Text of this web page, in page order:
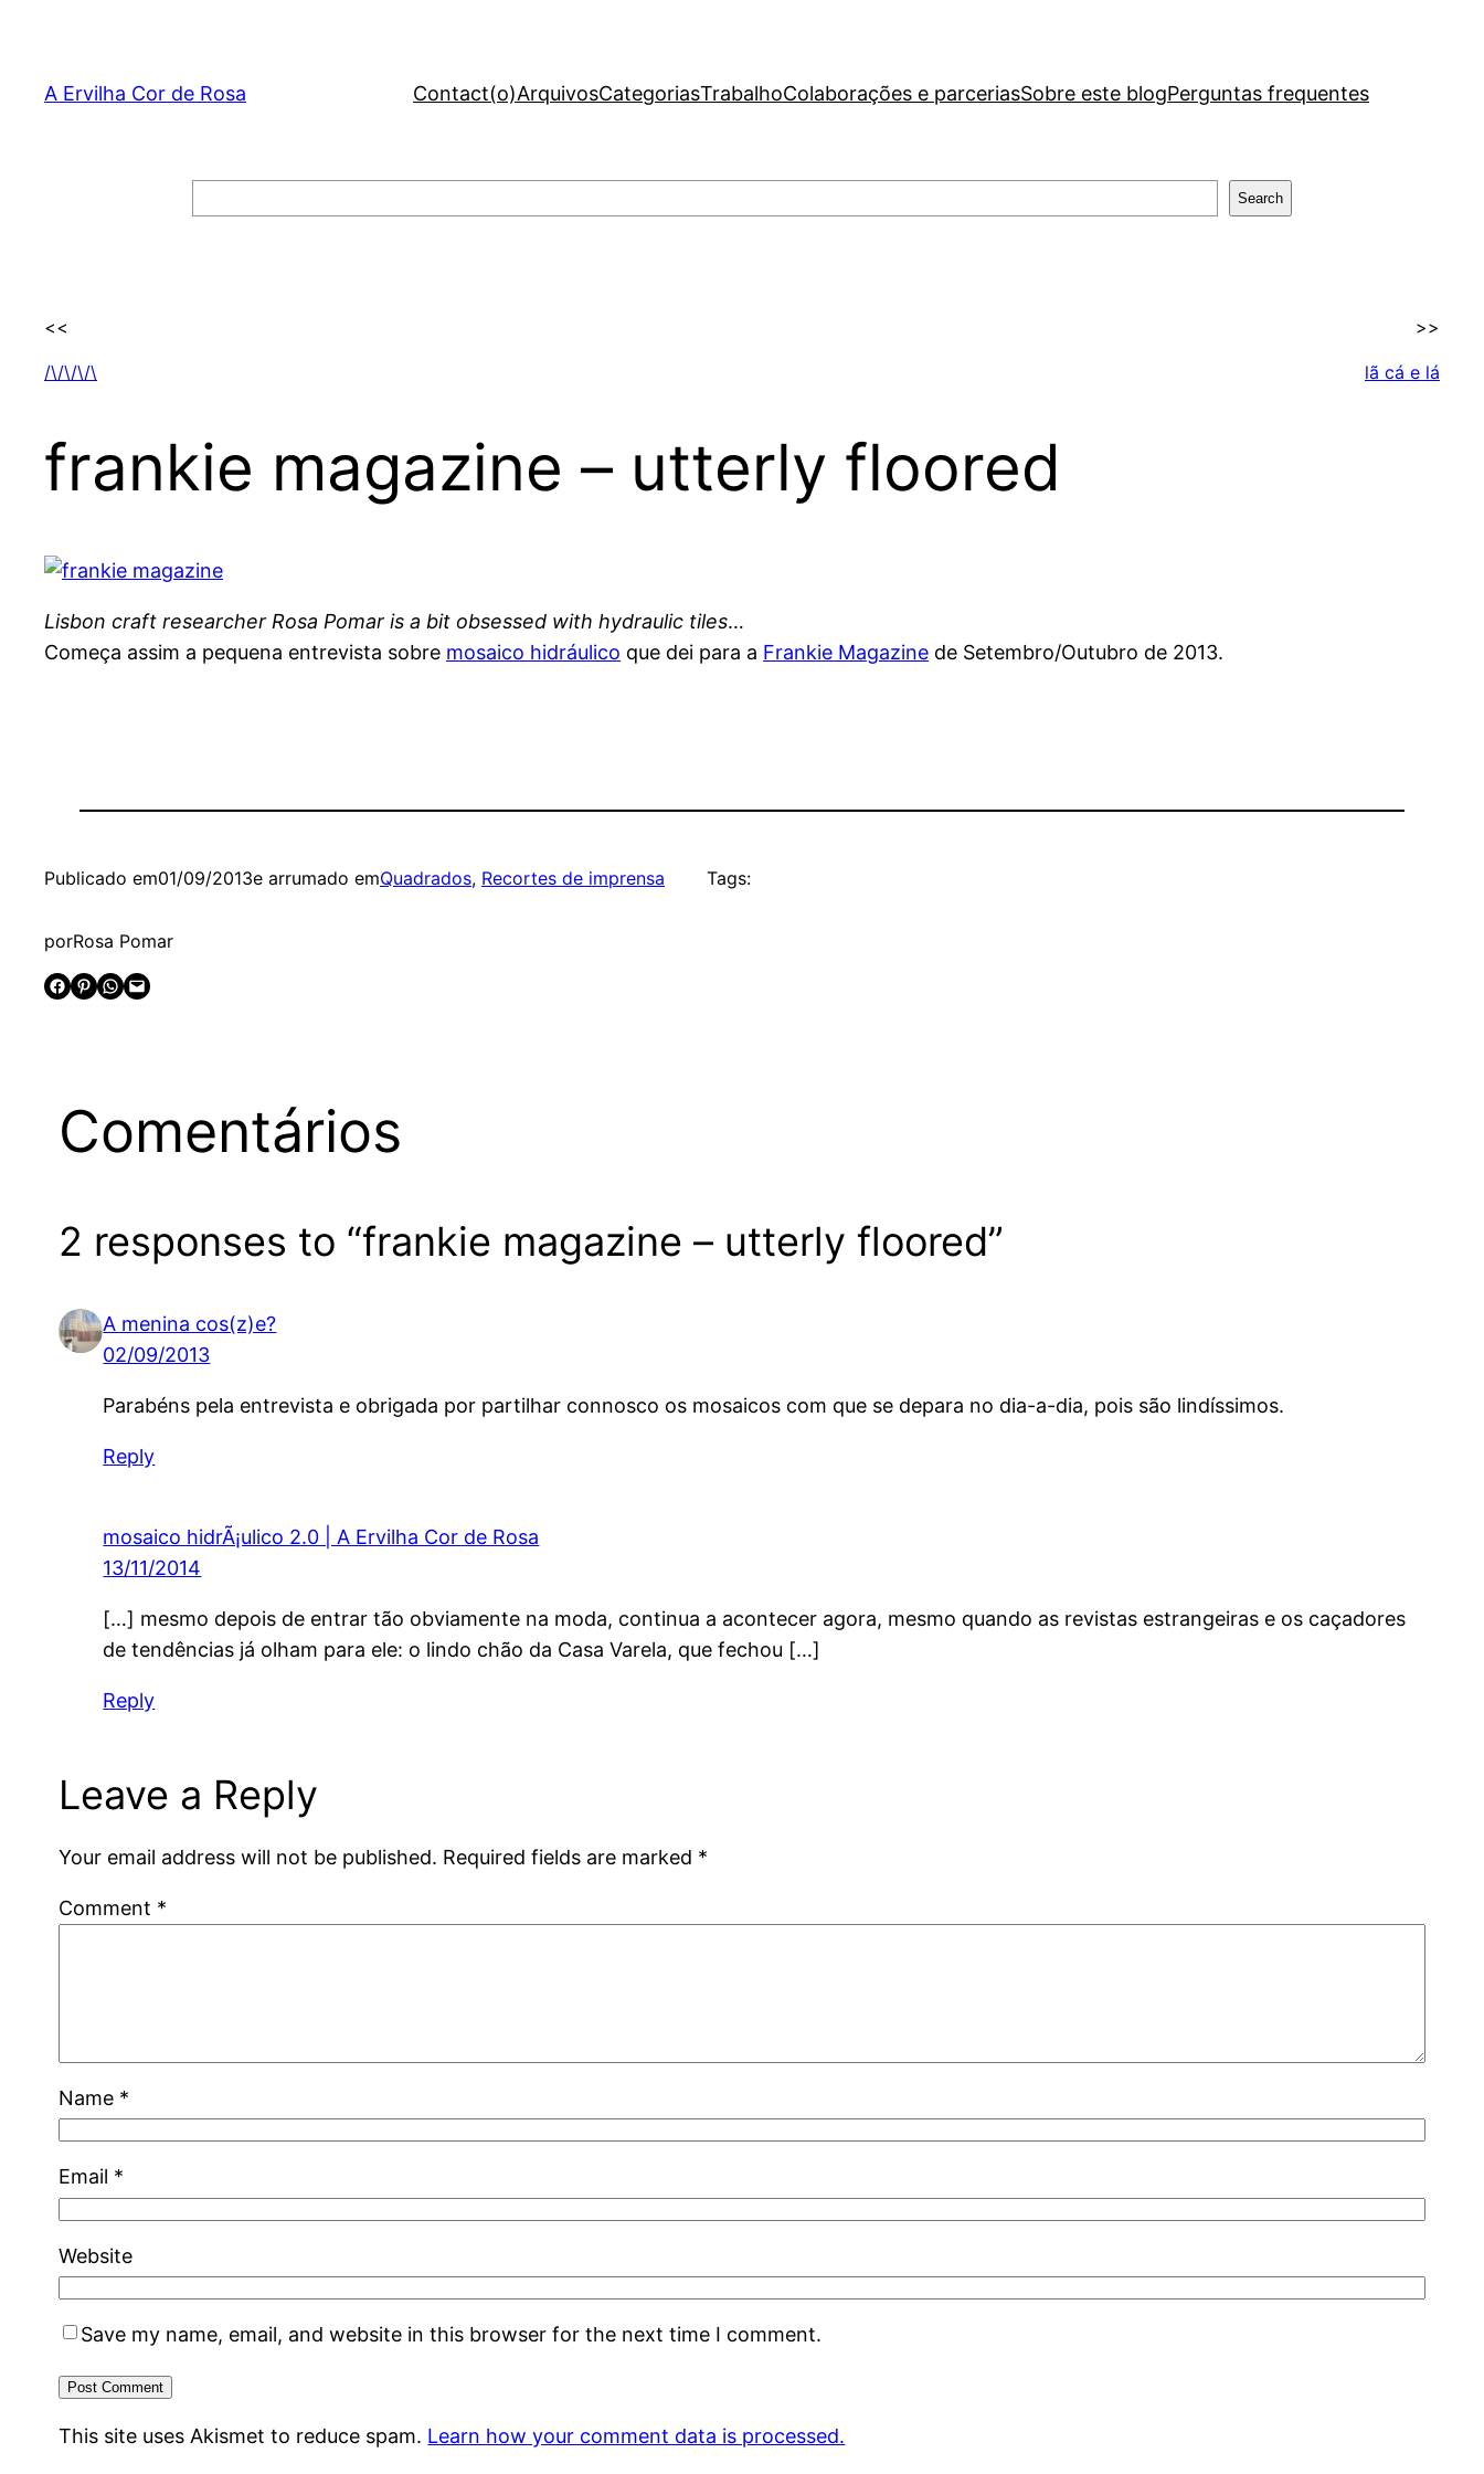
content
A Ervilha Cor de Rosa Contact(o)ArquivosCategoriasTrabalhoColaborações e parceriasSobre este blogPerguntas frequentes
Search
<<
/\/\/\/\
>>
lã cá e lá
frankie magazine – utterly floored
Lisbon craft researcher Rosa Pomar is a bit obsessed with hydraulic tiles…
Começa assim a pequena entrevista sobre mosaico hidráulico que dei para a Frankie Magazine de Setembro/Outubro de 2013.
Publicado em01/09/2013e arrumado emQuadrados, Recortes de imprensa
porRosa Pomar
Share on Facebook
Share on Pinterest Share on WhatsApp Email this Page
Tags:
Comentários
2 responses to “frankie magazine – utterly floored”
A menina cos(z)e?
02/09/2013
Parabéns pela entrevista e obrigada por partilhar connosco os mosaicos com que se depara no dia-a-dia, pois são lindíssimos.
Reply
mosaico hidrÃ¡ulico 2.0 | A Ervilha Cor de Rosa
13/11/2014
[…] mesmo depois de entrar tão obviamente na moda, continua a acontecer agora, mesmo quando as revistas estrangeiras e os caçadores
de tendências já olham para ele: o lindo chão da Casa Varela, que fechou […]
Reply
Leave a Reply
Your email address will not be published. Required fields are marked *
Comment *
Name *
Email *
Website
Save my name, email, and website in this browser for the next time I comment.
This site uses Akismet to reduce spam. Learn how your comment data is processed.